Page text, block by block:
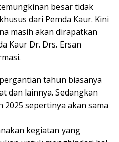
besar tidak
dari Pemda Kaur. Kini
masih akan dirapatkan
Kaur Dr. Drs. Ersan
tahun biasanya
dan lainnya. Sedangkan
sepertinya akan sama
kegiatan yang